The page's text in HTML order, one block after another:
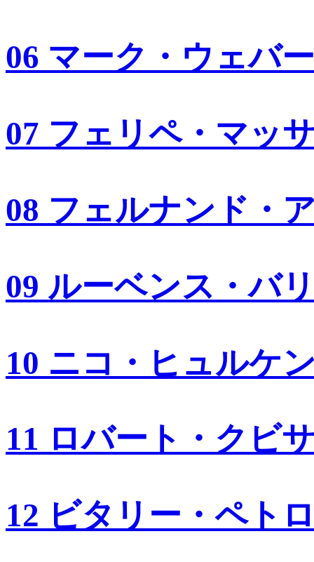
06 マーク・ウェバー
07 フェリペ・マッ
08 フェルナンド・
09 ルーベンス・バ
10 ニコ・ヒュルケ
11 ロバート・クビ
12 ビタリー・ペト